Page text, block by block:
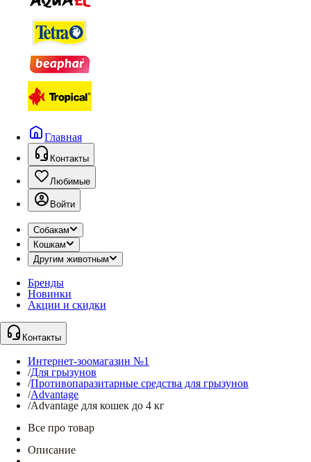
Главная
Контакты
Любимые
Войти
Собакам
Кошкам
Другим животным
Бренды
Новинки
Акции и скидки
Контакты
Интернет-зоомагазин №1
/Для грызунов
/Противопаразитарные средства для грызунов
/Advantage
/Advantage для кошек до 4 кг
Все про товар
Описание